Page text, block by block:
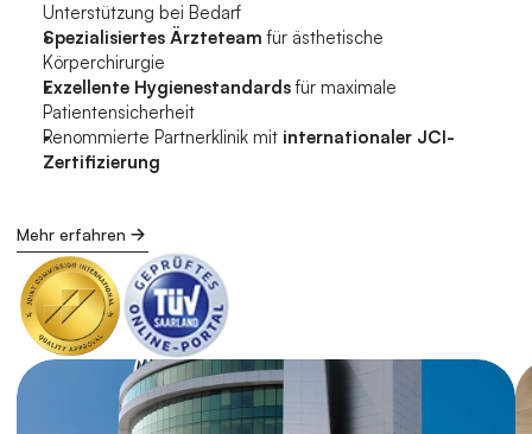
Unterstützung bei Bedarf
Spezialisiertes Ärzteteam für ästhetische
Körperchirurgie
Exzellente Hygienestandards für maximale
Patientensicherheit
Renommierte Partnerklinik mit internationaler JCI-
Zertifizierung
Mehr erfahren